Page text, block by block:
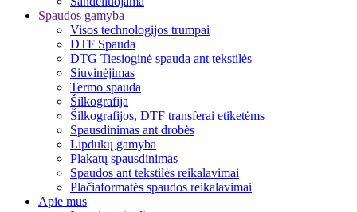
Spaudos gamyba
Visos technologijos trumpai
DTF Spauda
DTG Tiesioginė spauda ant tekstilės
Siuvinėjimas
Termo spauda
Šilkografija
Šilkografijos, DTF transferai etiketėms
Spausdinimas ant drobės
Lipdukų gamyba
Plakatų spausdinimas
Spaudos ant tekstilės reikalavimai
Plačiaformatės spaudos reikalavimai
Apie mus